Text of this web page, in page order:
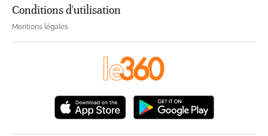
Conditions d'utilisation
Mentions légales